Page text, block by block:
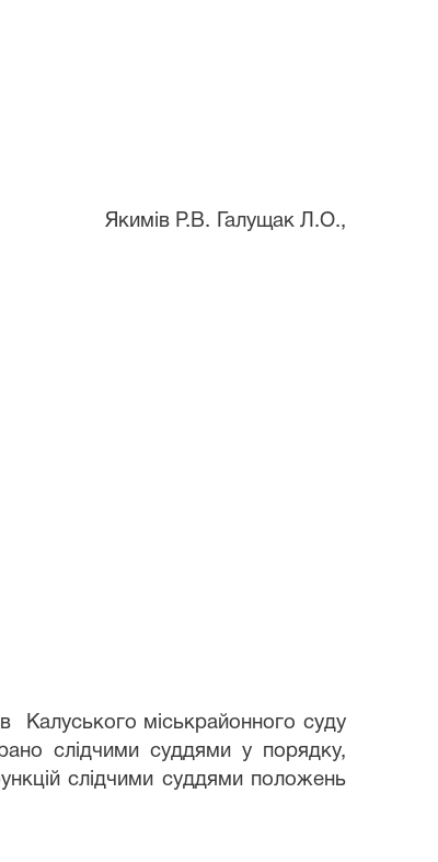
Якимів Р.В. Галущак Л.О.,
Калуського міськрайонного суду
слідчими суддями у порядку,
слідчими суддями положень